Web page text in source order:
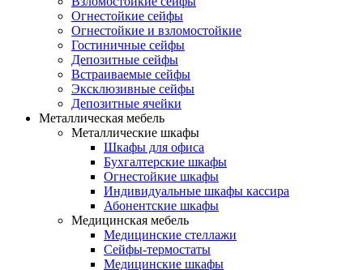
Огнестойкие сейфы
Огнестойкие и взломостойкие
Гостиничные сейфы
Депозитные сейфы
Встраиваемые сейфы
Эксклюзивные сейфы
Депозитные ячейки
Металлическая мебель
Металлические шкафы
Шкафы для офиса
Бухгалтерские шкафы
Огнестойкие шкафы
Индивидуальные шкафы кассира
Абонентские шкафы
Медицинская мебель
Медицинские стеллажи
Сейфы-термостаты
Медицинские шкафы